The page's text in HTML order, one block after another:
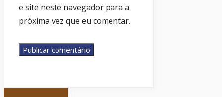
e site neste navegador para a
próxima vez que eu comentar.